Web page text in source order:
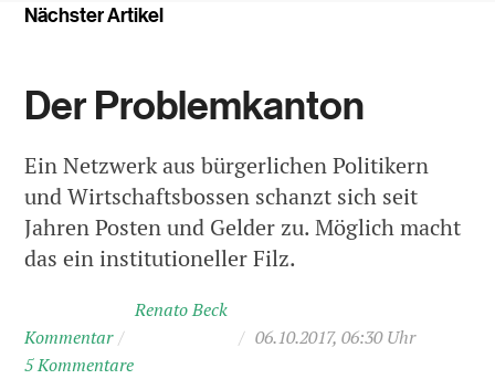
Nächster Artikel
Der Problemkanton
Ein Netzwerk aus bürgerlichen Politikern
und Wirtschaftsbossen schanzt sich seit
Jahren Posten und Gelder zu. Möglich macht
das ein institutioneller Filz.
Kommentar /
Renato Beck
/ 06.10.2017, 06:30 Uhr
5 Kommentare